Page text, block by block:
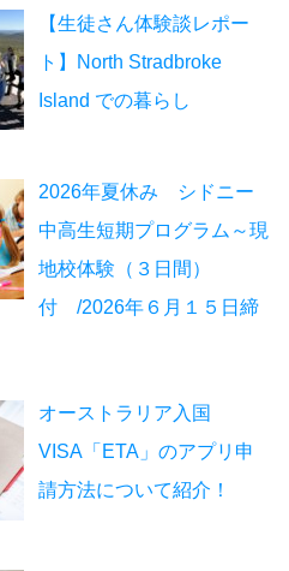
【生徒さん体験談レポー
ト】North Stradbroke
Island での暮らし
2026年夏休み シドニー
中高生短期プログラム～現
地校体験（３日間）
付 /2026年６月１５日締
オーストラリア入国
VISA「ETA」のアプリ申
請方法について紹介！